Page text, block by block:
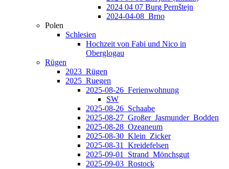
2024 04 07 Burg Pernštejn
2024-04-08_Brno
Polen
Schlesien
Hochzeit von Fabi und Nico in
Oberglogau
Rügen
2023_Rügen
2025_Ruegen
2025-08-26_Ferienwohnung
SW
2025-08-26_Schaabe
2025-08-27_Großer_Jasmunder_Bodden
2025-08-28_Ozeaneum
2025-08-30_Klein_Zicker
2025-08-31_Kreidefelsen
2025-09-01_Strand_Mönchsgut
2025-09-03_Rostock